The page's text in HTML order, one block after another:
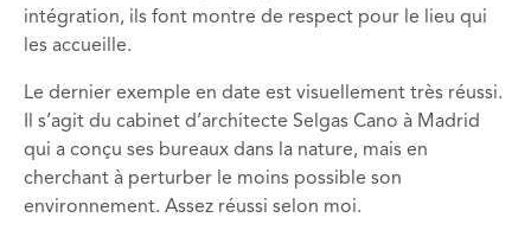
intégration, ils font montre de respect pour le lieu qui
les accueille.
Le dernier exemple en date est visuellement très réussi.
Il s’agit du cabinet d’architecte Selgas Cano à Madrid
qui a conçu ses bureaux dans la nature, mais en
cherchant à perturber le moins possible son
environnement. Assez réussi selon moi.